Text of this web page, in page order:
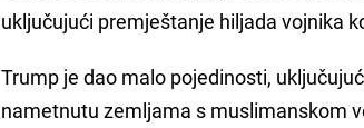
uključujući premještanje hiljada vojnika
Trump je dao malo pojedinosti,
nametnutu zemljama s muslimanskom